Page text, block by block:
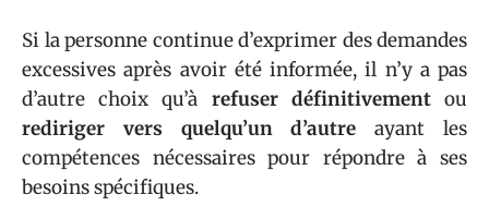
Si la personne continue d’exprimer des demandes
excessives après avoir été informée, il n’y a pas
d’autre choix qu’à refuser définitivementou
rediriger vers quelqu’un d’autre ayant les
compétences nécessaires pour répondre à ses
besoins spécifiques.